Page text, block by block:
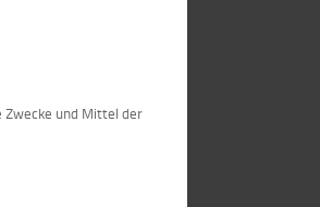
Zwecke und Mittel der